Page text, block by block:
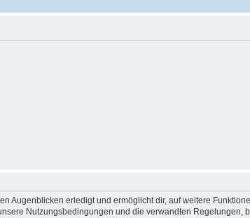
Augenblicken erledigt und ermöglicht dir, auf weitere
Nutzungsbedingungen und die verwandten Regelungen,